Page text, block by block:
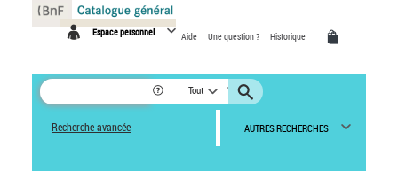
Espace personnel Aide Une question ? Historique
Tout
Recherche avancée AUTRES RECHERCHES
Panneau de gestion des cookies